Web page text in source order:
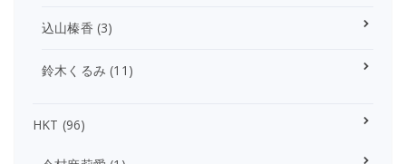
込山榛香 (3)
鈴木くるみ (11)
HKT (96)